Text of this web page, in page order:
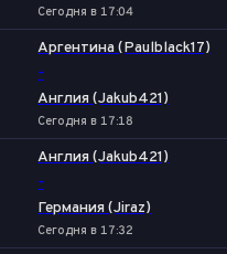
Сегодня в 17:04
Аргентина (Paulblack17)
-
Англия (Jakub421)
Сегодня в 17:18
Англия (Jakub421)
-
Германия (Jiraz)
Сегодня в 17:32